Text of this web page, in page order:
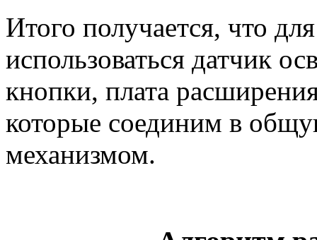
Итого получается, что
использоваться датчик
кнопки, плата
которые соединим в
механизмом.